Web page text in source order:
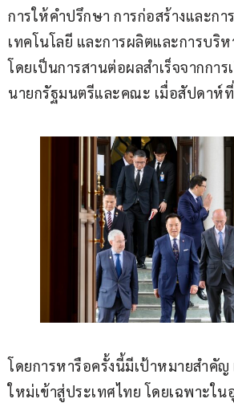
การให้คำปรึกษา การก่อสร้างและก
เทคโนโลยี และการผลิตและการบริ
โดยเป็นการสานต่อผลสำเร็จจากการ
นายกรัฐมนตรีและคณะ เมื่อสัปดาห์
โดยการหารือครั้งนี้มีเป้าหมายสำคัญ
ใหม่เข้าสู่ประเทศไทย โดยเฉพาะใ